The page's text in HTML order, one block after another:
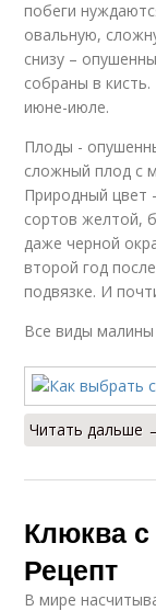
побеги
овальную,
снизу –
собраны в
июне-июле.
Плоды -
сложный плод с
Природный цвет
сортов желтой,
даже черной
второй год
подвязке. И
Все виды малины
Читать дальше
Клюква с
Рецепт
В мире